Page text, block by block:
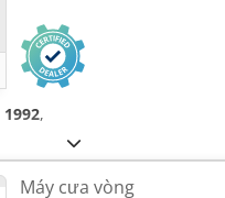
1992,
Máy cưa vòng